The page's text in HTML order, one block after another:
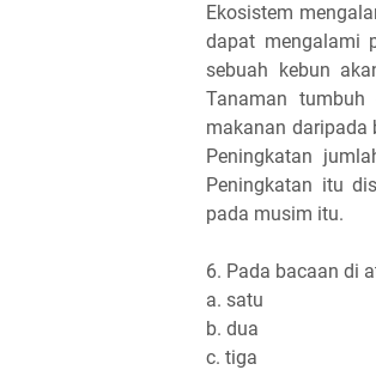
Ekosistem
dapat mengalami
sebuah kebun
Tanaman
makanan daripada
Peningkatan
Peningkatan itu
pada musim itu.
6. Pada bacaan di
a. satu
b. dua
c. tiga